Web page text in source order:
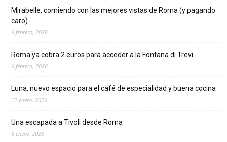
Mirabelle, comiendo con las mejores vistas de Roma (y pagando
caro)
6 febrero, 2026
Roma ya cobra 2 euros para acceder a la Fontana di Trevi
6 febrero, 2026
Luna, nuevo espacio para el café de especialidad y buena cocina
12 enero, 2026
Una escapada a Tivoli desde Roma
6 enero, 2026